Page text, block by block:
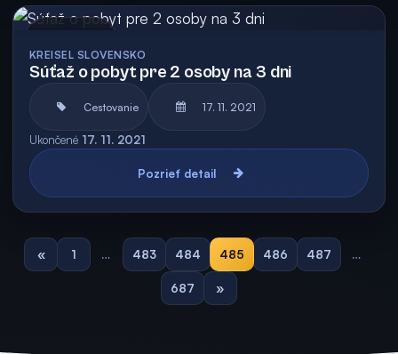
KREISEL SLOVENSKO
Súťaž o pobyt pre 2 osoby na 3 dni
Cestovanie 17. 11. 2021
Ukončené 17. 11. 2021
Pozrieť detail
« 1 … 483 484 485 486 487 …
687 »